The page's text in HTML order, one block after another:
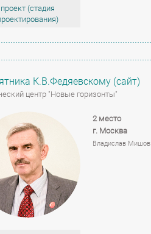
проект (стадия
К.В.Федяевскому (сайт)
центр "Новые горизонты"
2 место
г. Москва
Владислав Мишов